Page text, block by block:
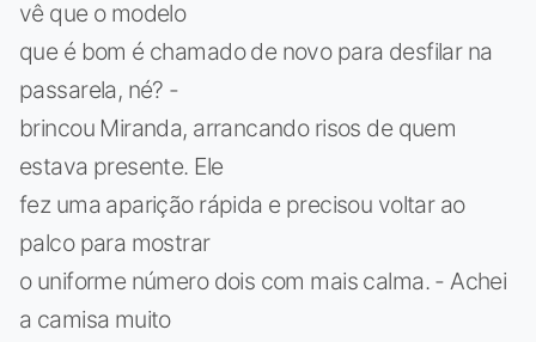
vê que o modelo
que é bom é chamado de novo para desfilar na
passarela, né? -
brincou Miranda, arrancando risos de quem
estava presente. Ele
fez uma aparição rápida e precisou voltar ao
palco para mostrar
o uniforme número dois com mais calma. - Achei
a camisa muito